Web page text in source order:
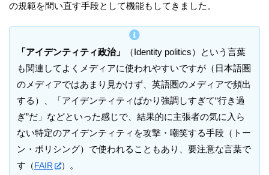
の規範を問い直す手段として機能もしてきました。
「アイデンティティ政治」
（Identity politics）という言葉
も関連してよくメディアに使われやすいですが（日本語圏
のメディアではあまり見かけず、英語圏のメディアで頻出
する）、「アイデンティティばかり強調しすぎて“行き過
ぎ”だ」などといった感じで、結果的に主張者の気に入ら
ない特定のアイデンティティを攻撃・嘲笑する手段（トー
ン・ポリシング）で使われることもあり、要注意な言葉で
す （FAIR ） 。